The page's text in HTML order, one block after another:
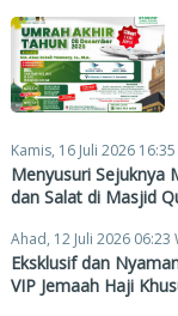
Kamis, 16 Juli 2026 16:35
Menyusuri Sejuknya
dan Salat di Masjid
Ahad, 12 Juli 2026 06:23
Eksklusif dan
VIP Jemaah Haji